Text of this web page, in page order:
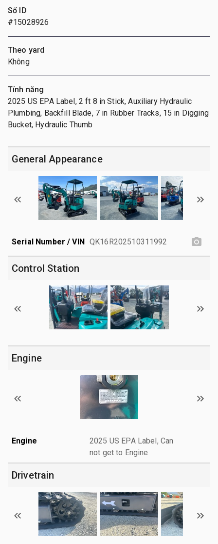
Số ID
#15028926
Theo yard
Không
Tính năng
2025 US EPA Label, 2 ft 8 in Stick, Auxiliary Hydraulic
Plumbing, Backfill Blade, 7 in Rubber Tracks, 15 in Digging
Bucket, Hydraulic Thumb
General Appearance
Serial Number / VIN QK16R202510311992
Control Station
Engine
Engine
2025 US EPA Label, Can
not get to Engine
Drivetrain